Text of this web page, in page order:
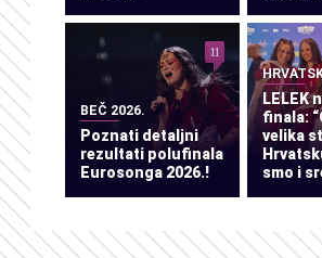
BEČ 2026.
Poznati detaljni
rezultati polufinala
Eurosonga 2026.!
11
LELEK
finala:
velika
smo i